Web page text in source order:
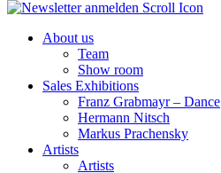
About us
Team
Show room
Sales Exhibitions
Franz Grabmayr – Dance
Hermann Nitsch
Markus Prachensky
Artists
Artists